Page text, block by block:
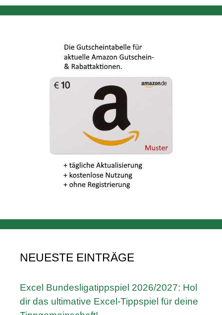
NEUESTE EINTRÄGE
Excel Bundesligatippspiel 2026/2027: Hol
dir das ultimative Excel-Tippspiel für deine